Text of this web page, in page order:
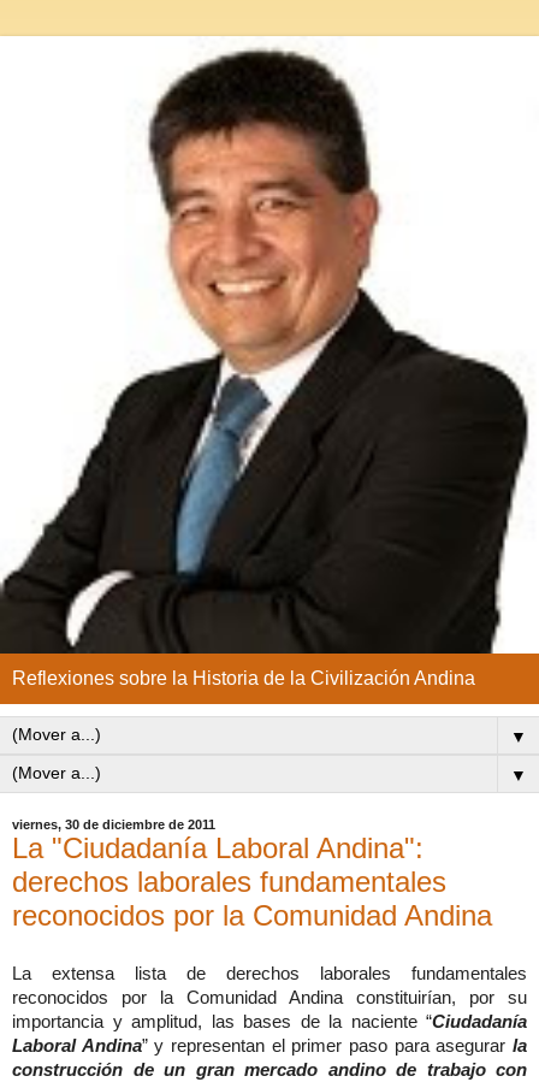
Reflexiones sobre la Historia de la Civilización Andina
▼
▼
viernes, 30 de diciembre de 2011
La "Ciudadanía Laboral Andina":
derechos laborales fundamentales
reconocidos por la Comunidad Andina
La extensa lista de derechos laborales fundamentales
reconocidos por la Comunidad Andina constituirían, por su
importancia y amplitud, las bases de la naciente “Ciudadanía
Laboral Andina” y representan el primer paso para asegurarla
construcción de un gran mercado andino de trabajo con